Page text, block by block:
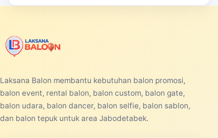
Laksana Balon membantu kebutuhan balon promosi,
balon event, rental balon, balon custom, balon gate,
balon udara, balon dancer, balon selfie, balon sablon,
dan balon tepuk untuk area Jabodetabek.